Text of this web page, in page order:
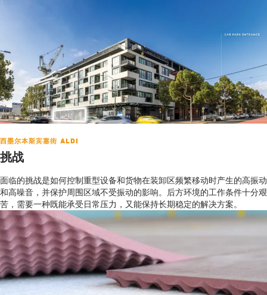
西墨尔本斯宾塞街 ALDI
挑战
面临的挑战是如何控制重型设备和货物在装卸区频繁移动时产生的高振动
和高噪音，并保护周围区域不受振动的影响。后方环境的工作条件十分艰
苦，需要一种既能承受日常压力，又能保持长期稳定的解决方案。